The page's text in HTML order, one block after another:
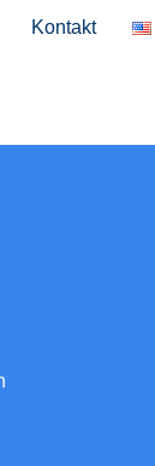
Kontakt